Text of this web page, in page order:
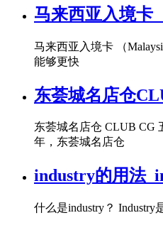
马来西亚入境卡
马来西亚入境卡 （
能够更快
东荟城名店仓
东荟城名店仓 CLUB CG
年，东荟城名店仓
industry的用法
什么是industry？